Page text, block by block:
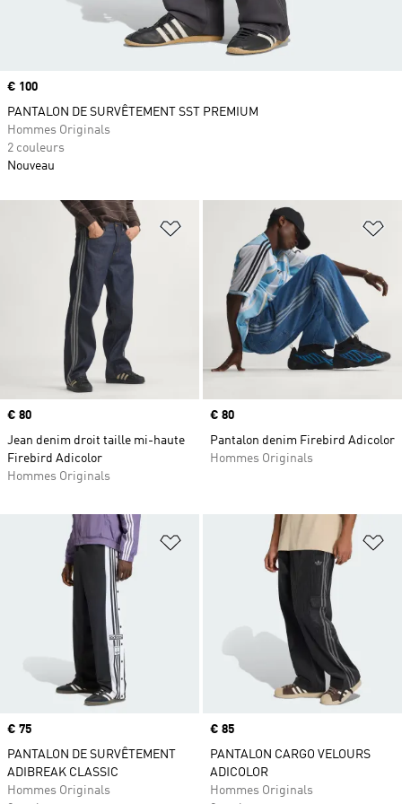
Ajouter à la Liste de produits
Prix
€ 80
Jean denim droit taille mi-haute
Firebird Adicolor
Hommes Originals
Prix
€ 80
Pantalon denim Firebird Adicolor
Hommes Originals
Ajouter à la Liste de produits
Prix
€ 75
PANTALON DE SURVÊTEMENT
ADIBREAK CLASSIC
Hommes Originals
Prix
€ 85
PANTALON CARGO VELOURS
ADICOLOR
Hommes Originals
Prix
€ 100
PANTALON DE SURVÊTEMENT SST PREMIUM
Hommes Originals
2 couleurs
Nouveau